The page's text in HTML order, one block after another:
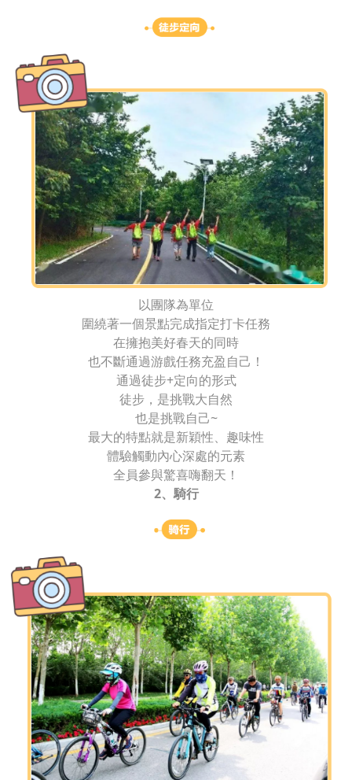
以團隊為單位
圍繞著一個景點完成指定打卡任務
在擁抱美好春天的同時
也不斷通過游戲任務充盈自己！
通過徒步+定向的形式
徒步，是挑戰大自然
也是挑戰自己~
最大的特點就是新穎性、趣味性
體驗觸動內心深處的元素
全員參與驚喜嗨翻天！
2、騎行